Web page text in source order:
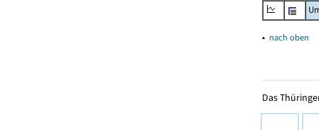
▴ nach oben
Das